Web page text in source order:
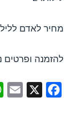
מחיר לאדם
להזמנה ופרטים
F
X